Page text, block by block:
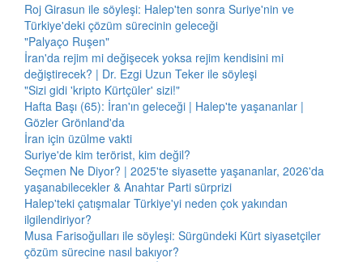
Roj Girasun ile söyleşi: Halep'ten sonra Suriye'nin ve
Türkiye'deki çözüm sürecinin geleceği
"Palyaço Ruşen"
İran'da rejim mi değişecek yoksa rejim kendisini mi
değiştirecek? | Dr. Ezgi Uzun Teker ile söyleşi
"Sizi gidi 'kripto Kürtçüler' sizi!"
Hafta Başı (65): İran'ın geleceği | Halep'te yaşananlar |
Gözler Grönland'da
İran için üzülme vakti
Suriye'de kim terörist, kim değil?
Seçmen Ne Diyor? | 2025'te siyasette yaşananlar, 2026'da
yaşanabilecekler & Anahtar Parti sürprizi
Halep'teki çatışmalar Türkiye'yi neden çok yakından
ilgilendiriyor?
Musa Farisoğulları ile söyleşi: Sürgündeki Kürt siyasetçiler
çözüm sürecine nasıl bakıyor?